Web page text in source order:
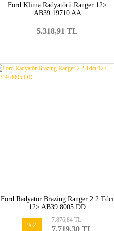
Ford Klima Radyatörü Ranger 12>
AB39 19710 AA
5.318,91 TL
Ford Radyatör Brazing Ranger 2.2 Tdcı
12> AB39 8005 DD
%2 7.719,30 TL
7.876,84 TL